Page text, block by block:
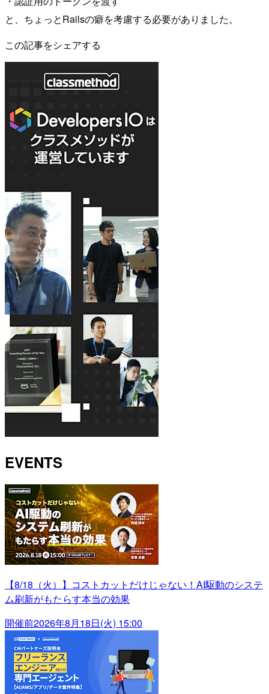
と、ちょっとRailsの癖を考慮する必要がありました。
この記事をシェアする
EVENTS
【8/18（火）】コストカットだけじゃない！AI駆動のシステ
ム刷新がもたらす本当の効果
開催前2026年8月18日(火) 15:00